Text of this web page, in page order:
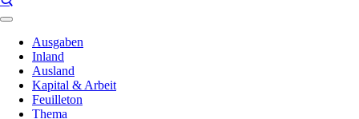
Ausgaben
Inland
Ausland
Kapital & Arbeit
Feuilleton
Thema